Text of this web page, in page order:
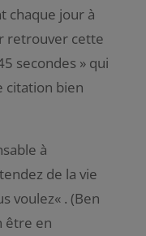
chaque jour à
retrouver cette
secondes » qui
citation bien
à
de la vie
voulez« . (Ben
être en